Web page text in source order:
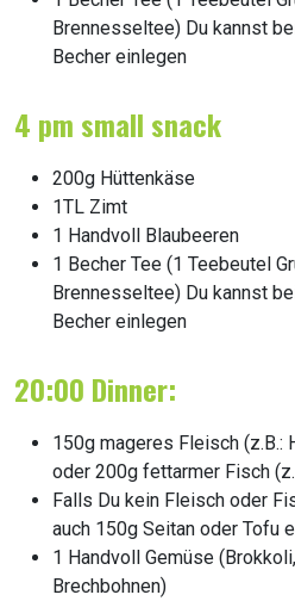
Brennesseltee) Du kannst
Becher einlegen
4 pm small snack
200g Hüttenkäse
1TL Zimt
1 Handvoll Blaubeeren
1 Becher Tee (1 Teebeutel
Brennesseltee) Du kannst
Becher einlegen
20:00 Dinner:
150g mageres Fleisch (z.B.:
oder 200g fettarmer Fisch
Falls Du kein Fleisch oder
auch 150g Seitan oder Tofu
1 Handvoll Gemüse
Brechbohnen)